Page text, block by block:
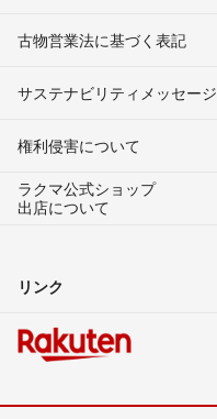
古物営業法に基づく表記
サステナビリティメッセージ
権利侵害について
ラクマ公式ショップ
出店について
リンク